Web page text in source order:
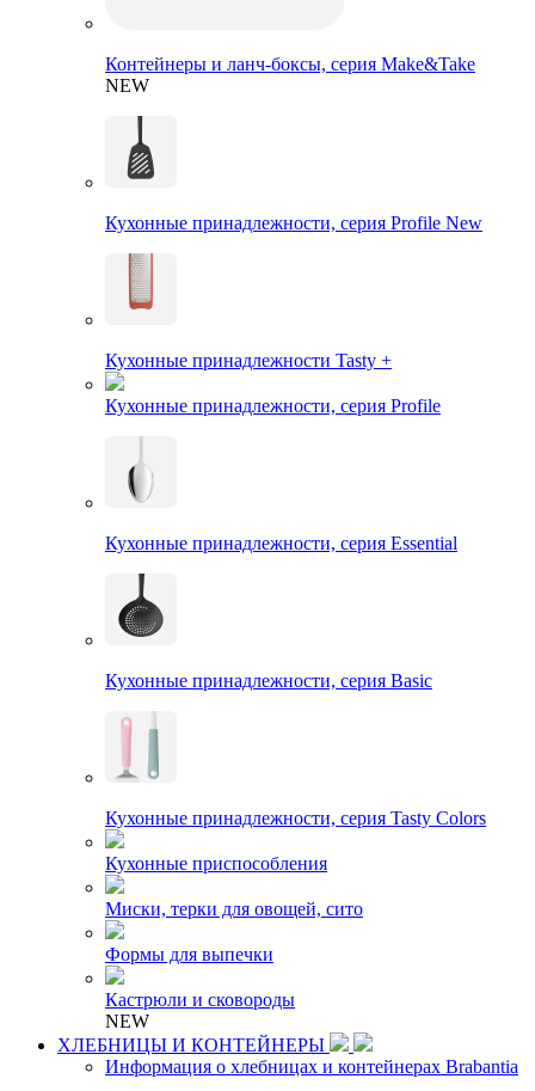
Контейнеры и ланч-боксы, серия Make&Take
NEW
Кухонные принадлежности, серия Profile New
Кухонные принадлежности Tasty +
Кухонные принадлежности, серия Profile
Кухонные принадлежности, серия Essential
Кухонные принадлежности, серия Basic
Кухонные принадлежности, серия Tasty Colors
Кухонные приспособления
Миски, терки для овощей, сито
Формы для выпечки
Кастрюли и сковороды
NEW
ХЛЕБНИЦЫ И КОНТЕЙНЕРЫ
Информация о хлебницах и контейнерах Brabantia